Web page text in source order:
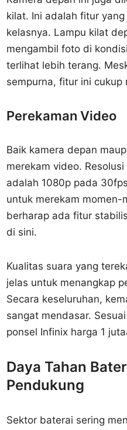
kilat. Ini adalah fitur
kelasnya. Lampu kilat
mengambil foto di
terlihat lebih terang.
sempurna, fitur ini cukup
Perekaman Video
Baik kamera depan
merekam video.
adalah 1080p pada
untuk merekam momen-
berharap ada fitur
di sini.
Kualitas suara yang
jelas untuk menangkap
Secara keseluruhan,
sangat mendasar.
ponsel Infinix harga 1
Daya Tahan
Pendukung
Sektor baterai sering